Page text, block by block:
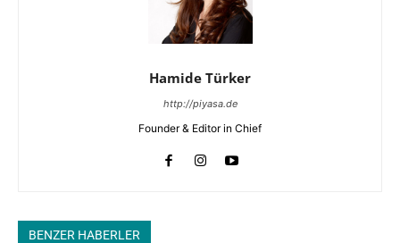
Hamide Türker
http://piyasa.de
Founder & Editor in Chief
BENZER HABERLER